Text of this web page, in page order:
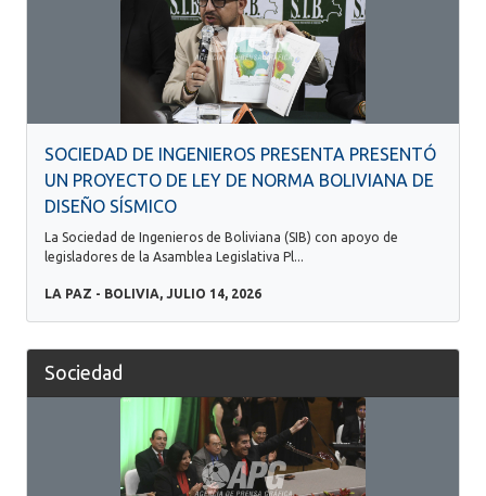
SOCIEDAD DE INGENIEROS PRESENTA PRESENTÓ
UN PROYECTO DE LEY DE NORMA BOLIVIANA DE
DISEÑO SÍSMICO
La Sociedad de Ingenieros de Boliviana (SIB) con apoyo de
legisladores de la Asamblea Legislativa Pl...
LA PAZ - BOLIVIA, JULIO 14, 2026
Sociedad